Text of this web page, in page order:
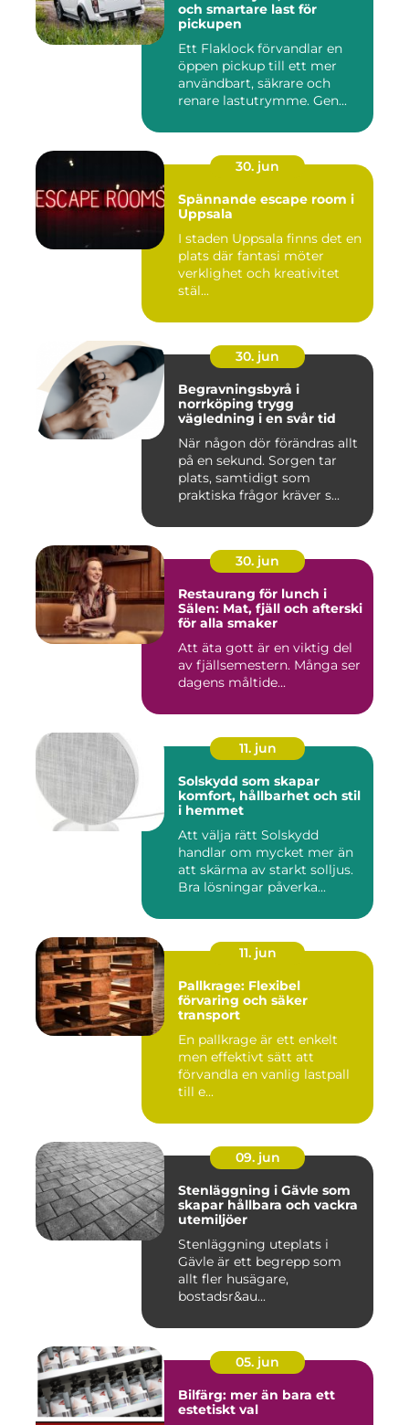
och smartare last för
pickupen
Ett Flaklock förvandlar en
öppen pickup till ett mer
användbart, säkrare och
renare lastutrymme. Gen...
30. jun
Spännande escape room i
Uppsala
I staden Uppsala finns det en
plats där fantasi möter
verklighet och kreativitet
stäl...
30. jun
Begravningsbyrå i
norrköping trygg
vägledning i en svår tid
När någon dör förändras allt
på en sekund. Sorgen tar
plats, samtidigt som
praktiska frågor kräver s...
30. jun
Restaurang för lunch i
Sälen: Mat, fjäll och afterski
för alla smaker
Att äta gott är en viktig del
av fjällsemestern. Många ser
dagens måltide...
11. jun
Solskydd som skapar
komfort, hållbarhet och stil
i hemmet
Att välja rätt Solskydd
handlar om mycket mer än
att skärma av starkt solljus.
Bra lösningar påverka...
11. jun
Pallkrage: Flexibel
förvaring och säker
transport
En pallkrage är ett enkelt
men effektivt sätt att
förvandla en vanlig lastpall
till e...
09. jun
Stenläggning i Gävle som
skapar hållbara och vackra
utemiljöer
Stenläggning uteplats i
Gävle är ett begrepp som
allt fler husägare,
bostadsr&au...
05. jun
Bilfärg: mer än bara ett
estetiskt val